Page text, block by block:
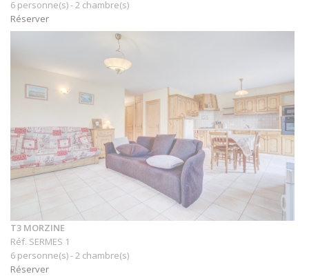
6 personne(s) - 2 chambre(s)
Réserver
T3 MORZINE
Réf. SERMES 1
6 personne(s) - 2 chambre(s)
Réserver